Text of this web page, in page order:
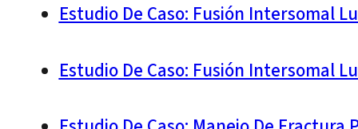
Estudio De Caso: Fusión Intersomal
Estudio De Caso: Fusión Intersomal